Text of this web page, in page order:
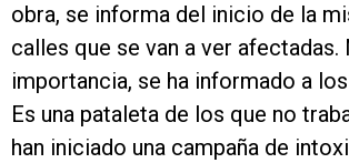
obra, se informa del inicio de la
calles que se van a ver afectadas.
importancia, se ha informado a
Es una pataleta de los que no
han iniciado una campaña de